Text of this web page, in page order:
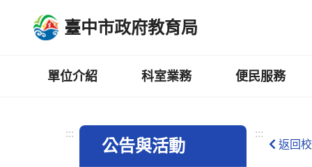
臺中市政府教育局
單位介紹 科室業務 便民服務
:::
公告與活動
:::
返回